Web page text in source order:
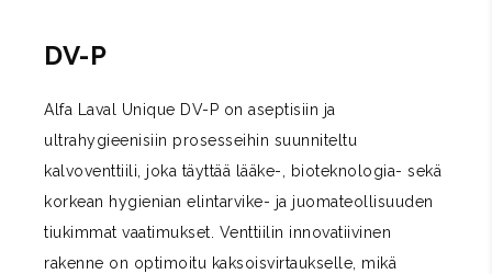
DV-P
Alfa Laval Unique DV-P on aseptisiin ja
ultrahygieenisiin prosesseihin suunniteltu
kalvoventtiili, joka täyttää lääke-, bioteknologia- sekä
korkean hygienian elintarvike- ja juomateollisuuden
tiukimmat vaatimukset. Venttiilin innovatiivinen
rakenne on optimoitu kaksoisvirtaukselle, mikä